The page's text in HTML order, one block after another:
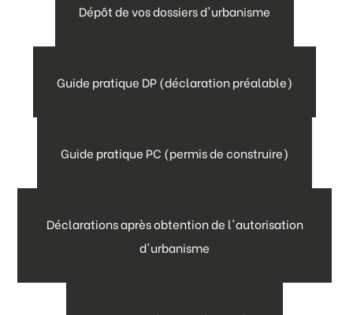
Dépôt de vos dossiers d'urbanisme
Guide pratique DP (déclaration préalable)
Guide pratique PC (permis de construire)
Déclarations après obtention de l'autorisation
d'urbanisme